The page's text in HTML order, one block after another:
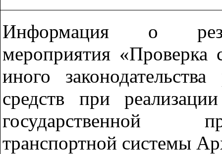
Информация о
мероприятия «Проверка
иного
средств при
государственной
транспортной системы